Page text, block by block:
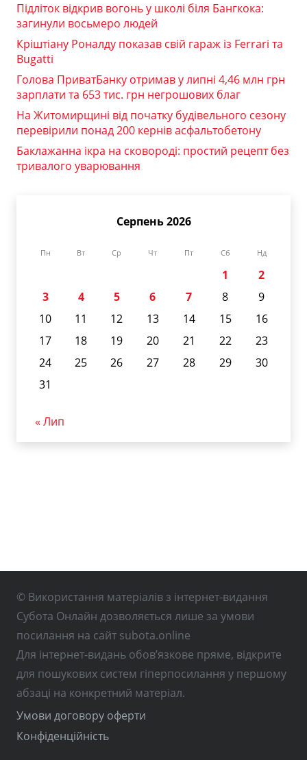
Підліток відкрив вогонь у школі біля Бангкока:
загинули восьмеро людей
Кріштіану Роналду показав свій гараж із Ferrari та
Bugatti
Голова ПриватБанку отримав у липні 4,46 млн грн
зарплати та 653 тис. грн негрошових благ
На Житомирщині від початку будівельного сезону
перевірили понад 200 кернів асфальтобетону
Баклажанна ікра на сковороді: простий рецепт без
тривалого уварювання
Серпень 2026
Пн Вт Ср Чт Пт Сб Нд
1
2
3
4 5 6 7 8
9
10
11 12 13 14 15
16
17
18 19 20 21 22
23
24
25 26 27 28 29
30
31
« Лип
© Використання матеріалів з інтернет-видання
Субота Онлайн дозволяється лише за умови
посилання на сайт subota.online
Для інтернет-видань обов’язкове пряме, відкрите
для пошукових систем гіперпосилання у першому
абзаці на конкретний матеріал.
Умови договору оферти
Конфіденційність